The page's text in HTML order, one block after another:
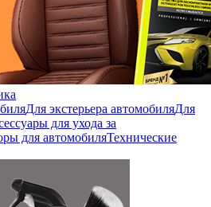
Для экстерьера автомобиляДля
для ухода за
для автомобиляТехнические